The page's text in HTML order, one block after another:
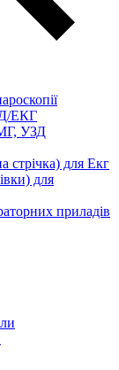
ЕКГ
УЗД
стрічка) для Екг
для
приладів